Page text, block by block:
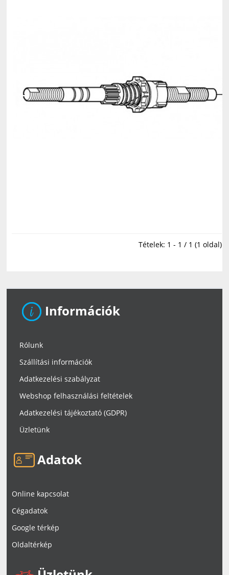
Tételek: 1 - 1 / 1 (1 oldal)
Információk
Rólunk
Szállítási információk
Adatkezelési szabályzat
Webshop felhasználási feltételek
Adatkezelési tájékoztató (GDPR)
Üzletünk
Adatok
Online kapcsolat
Cégadatok
Google térkép
Oldaltérkép